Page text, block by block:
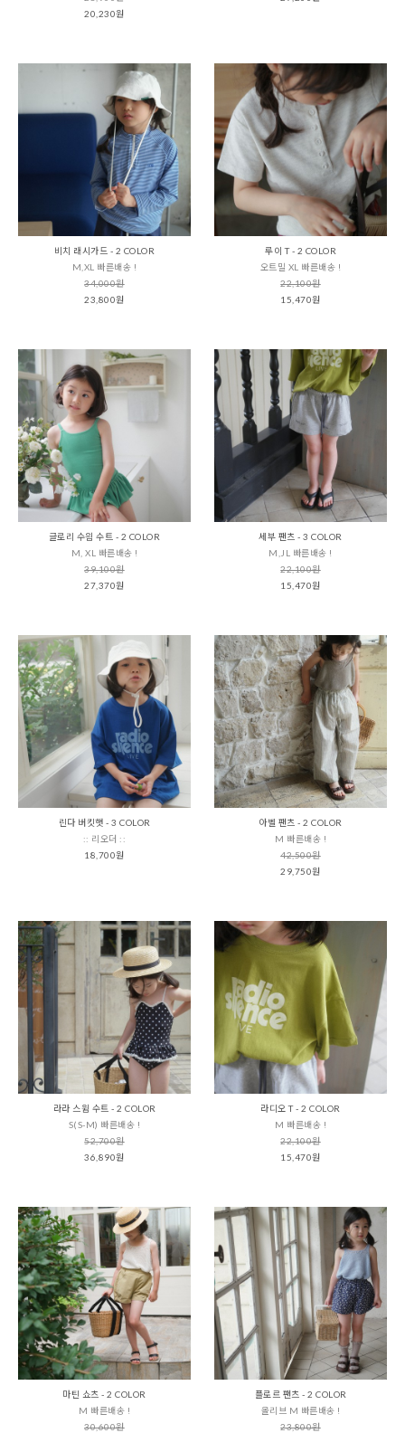
20,230원
비치 래시가드 - 2 COLOR
M,XL 빠른배송 !
34,000원
23,800원
루이 T - 2 COLOR
오트밀 XL 빠른배송 !
22,100원
15,470원
글로리 수읨 수트 - 2 COLOR
M, XL 빠른배송 !
39,100원
27,370원
세부 팬츠 - 3 COLOR
M,JL 빠른배송 !
22,100원
15,470원
린다 버킷햇 - 3 COLOR
:: 리오더 ::
18,700원
아벨 팬츠 - 2 COLOR
M 빠른배송 !
42,500원
29,750원
라라 스윔 수트 - 2 COLOR
S(S-M) 빠른배송 !
52,700원
36,890원
라디오 T - 2 COLOR
M 빠른배송 !
22,100원
15,470원
마틴 쇼츠 - 2 COLOR
M 빠른배송 !
30,600원
플로르 팬츠 - 2 COLOR
올리브 M 빠른배송 !
23,800원